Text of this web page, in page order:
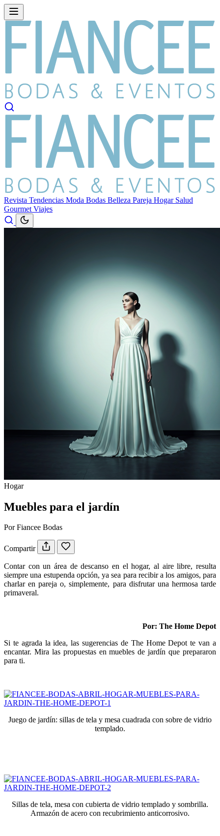
Revista Tendencias Moda Bodas Belleza Pareja Hogar Salud
Gourmet Viajes
Hogar
Muebles para el jardín
Por Fiancee Bodas
Compartir
Contar con un área de descanso en el hogar, al aire libre, resulta
siempre una estupenda opción, ya sea para recibir a los amigos, para
charlar en pareja o, simplemente, para disfrutar una hermosa tarde
primaveral.
Por: The Home Depot
Si te agrada la idea, las sugerencias de The Home Depot te van a
encantar. Mira las propuestas en muebles de jardín que prepararon
para ti.
Juego de jardín: sillas de tela y mesa cuadrada con sobre de vidrio
templado.
Sillas de tela, mesa con cubierta de vidrio templado y sombrilla.
Armazón de acero con recubrimiento anticorrosivo.